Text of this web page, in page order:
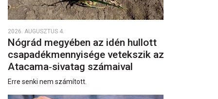
2026. AUGUSZTUS 4.
Nógrád megyében az idén hullott
csapadékmennyisége vetekszik az
Atacama‑sivatag számaival
Erre senki nem számított.